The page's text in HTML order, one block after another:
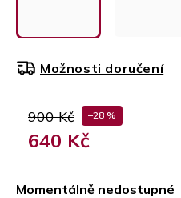
900 Kč –28 %
640 Kč
Momentálně nedostupné
Možnosti doručení